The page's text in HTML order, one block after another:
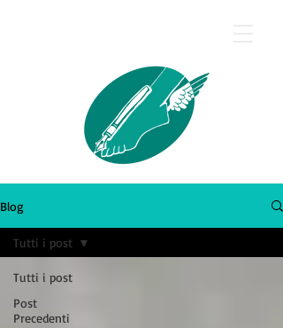
Blog
Tutti i post
Post
Precedenti
Tutti i post